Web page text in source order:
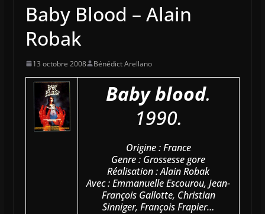
Baby Blood – Alain
Robak
13 octobre 2008 Bénédict Arellano
Baby blood.
1990.
Origine : France
Genre : Grossesse gore
Réalisation : Alain Robak
Avec : Emmanuelle Escourou, Jean-
François Gallotte, Christian
Sinniger, François Frapier…